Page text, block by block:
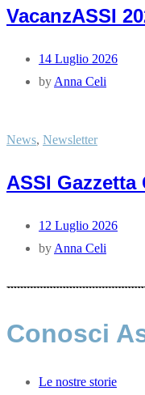
VacanzASSI
14 Luglio 2026
by Anna Celi
News, Newsletter
ASSI
12 Luglio 2026
by Anna Celi
Conosci
Le nostre storie